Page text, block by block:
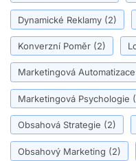
Dynamické Reklamy (2)
Konverzní Poměr (2)
Marketingová Automatizace
Marketingová Psychologie
Obsahová Strategie (2)
Obsahový Marketing (2)